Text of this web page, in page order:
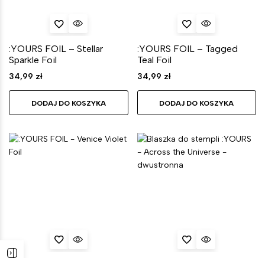
:YOURS FOIL – Stellar
Sparkle Foil
34,99 zł
DODAJ DO KOSZYKA
:YOURS FOIL – Tagged
Teal Foil
34,99 zł
DODAJ DO KOSZYKA